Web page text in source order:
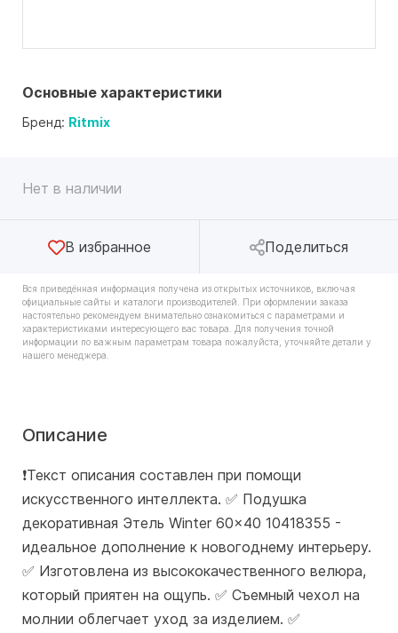
Основные характеристики
Бренд: Ritmix
Нет в наличии
В избранное Поделиться
Вся приведённая информация получена из открытых источников, включая
официальные сайты и каталоги производителей. При оформлении заказа
настоятельно рекомендуем внимательно ознакомиться с параметрами и
характеристиками интересующего вас товара. Для получения точной
информации по важным параметрам товара пожалуйста, уточняйте детали у
нашего менеджера.
Описание
❗️Текст описания составлен при помощи
искусственного интеллекта. ✅ Подушка
декоративная Этель Winter 60x40 10418355 -
идеальное дополнение к новогоднему интерьеру.
✅ Изготовлена из высококачественного велюра,
который приятен на ощупь. ✅ Съемный чехол на
молнии облегчает уход за изделием. ✅